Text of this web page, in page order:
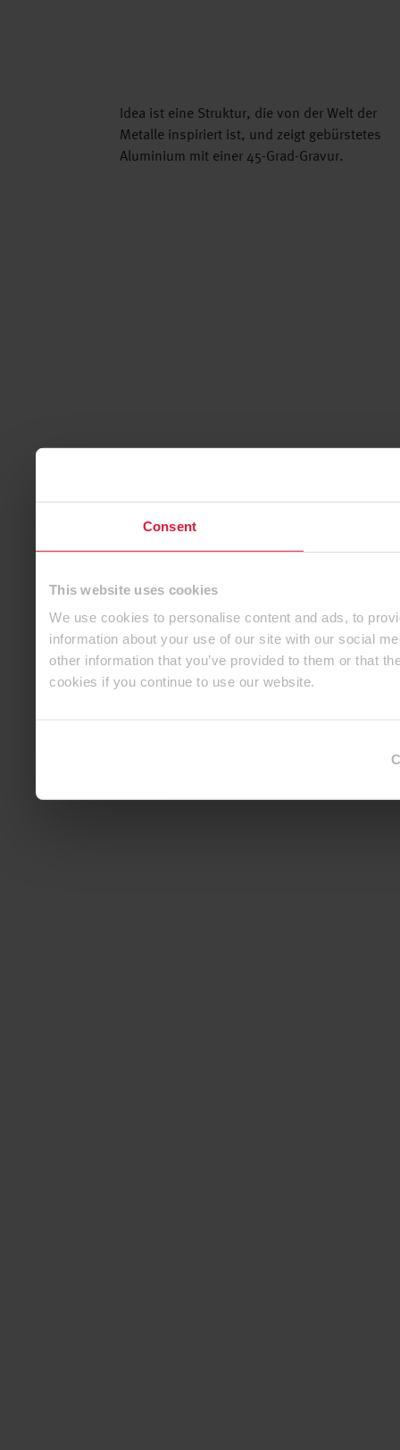
Consent
This website uses cookies
We use cookies to personalise content and ads, to
information about your use of our site with our social
other information that you’ve provided to them or that
cookies if you continue to use our website.
Idea ist eine Struktur, die von der Welt der
Metalle inspiriert ist, und zeigt gebürstetes
Aluminium mit einer 45-Grad-Gravur.